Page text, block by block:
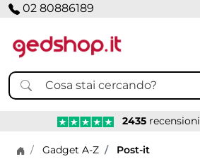
02 80886189
2435 recensioni
Home page
Gadget A-Z Post-it